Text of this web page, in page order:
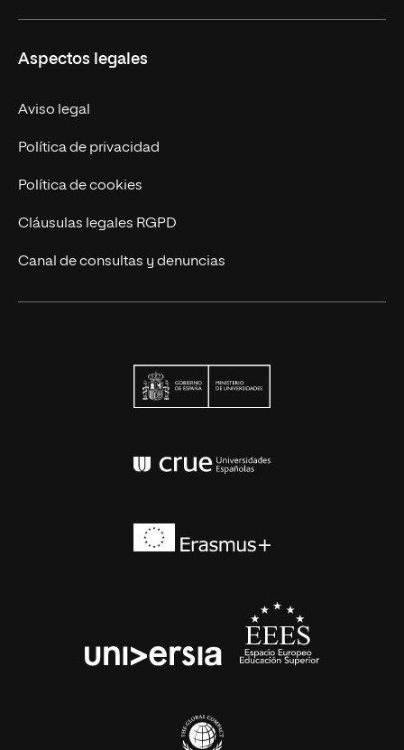
Trabaja en UNIR
Actualidad
Contáctanos
Aspectos legales
Aviso legal
Política de privacidad
Política de cookies
Cláusulas legales RGPD
Canal de consultas y denuncias